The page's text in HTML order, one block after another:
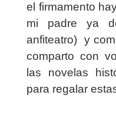
el firmamento
mi padre ya
anfiteatro) y
comparto con
las novelas
para regalar